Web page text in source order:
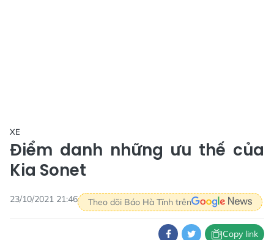
XE
Điểm danh những ưu thế của
Kia Sonet
23/10/2021 21:46 Theo dõi Báo Hà Tĩnh trên
Copy link